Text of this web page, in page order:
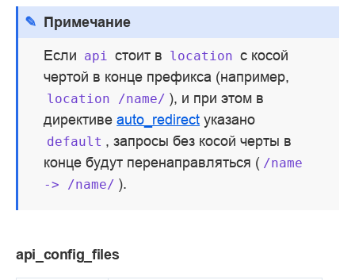
Примечание
Если api стоит в location с косой
чертой в конце префикса (например,
location /name/ ), и при этом в
директивеauto_redirect указано
default , запросы без косой черты в
конце будут перенаправляться ( /name
->
/name/ ).
api_config_files